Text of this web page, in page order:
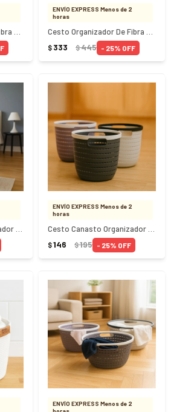
ENVÍO EXPRESS Menos de 2
horas
$ 333 $445 25
ENVÍO EXPRESS Menos de 2
horas
$146 $195 25
ENVÍO EXPRESS Menos de 2
horas